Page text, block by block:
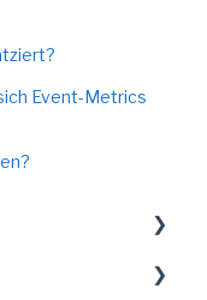
Event-Metrics